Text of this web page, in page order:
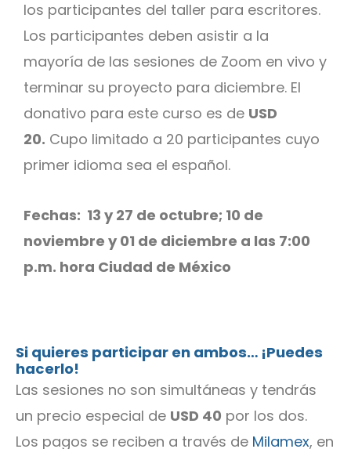
los participantes del taller para escritores.
Los participantes deben asistir a la
mayoría de las sesiones de Zoom en vivo y
terminar su proyecto para diciembre. El
donativo para este curso es de USD
20. Cupo limitado a 20 participantes cuyo
primer idioma sea el español.
Fechas: 13 y 27 de octubre; 10 de
noviembre y 01 de diciembre a las 7:00
p.m. hora Ciudad de México
Si quieres participar en ambos… ¡Puedes
hacerlo!
Las sesiones no son simultáneas y tendrás
un precio especial de USD 40 por los dos.
Los pagos se reciben a través de Milamex, en